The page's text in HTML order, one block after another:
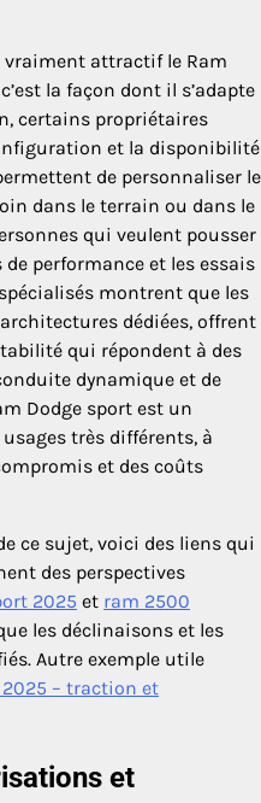
vraiment attractif le Ram
la façon dont il s’adapte
certains propriétaires
et la disponibilité
de personnaliser le
dans le terrain ou dans le
qui veulent pousser
performance et les essais
montrent que les
dédiées, offrent
qui répondent à des
dynamique et de
Dodge sport est un
très différents, à
et des coûts
ce sujet, voici des liens qui
des perspectives
2025 et ram 2500
les déclinaisons et les
Autre exemple utile
2025 – traction et
et